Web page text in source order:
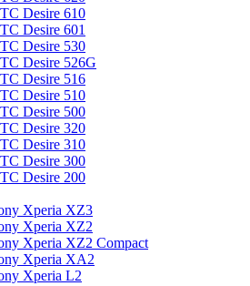
Desire 610
Desire 601
Desire 530
Desire 526G
Desire 516
Desire 510
Desire 500
Desire 320
Desire 310
Desire 300
Desire 200
Xperia XZ3
Xperia XZ2
Xperia XZ2 Compact
Xperia XA2
Xperia L2